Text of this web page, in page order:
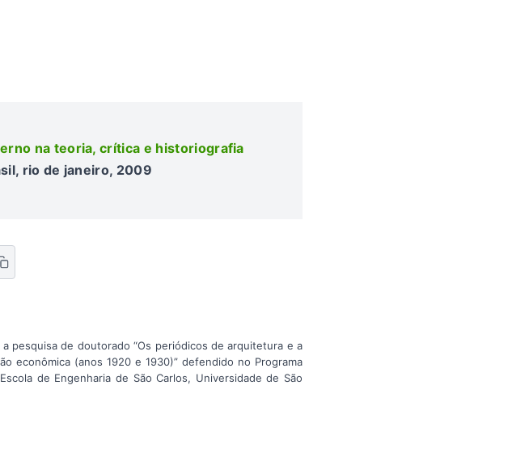
na teoria, crítica e historiografia
rio de janeiro, 2009
pesquisa de doutorado “Os periódicos de arquitetura e a
econômica (anos 1920 e 1930)” defendido no Programa
de Engenharia de São Carlos, Universidade de São